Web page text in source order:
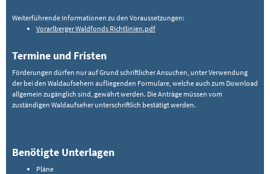
Weiterführende Informationen zu den Voraussetzungen:
Vorarlberger Waldfonds Richtlinien.pdf
Termine und Fristen
Förderungen dürfen nur auf Grund schriftlicher Ansuchen, unter Verwendung
der bei den Waldaufsehern aufliegenden Formulare, welche auch zum Download
allgemein zugänglich sind, gewährt werden. Die Anträge müssen vom
zuständigen Waldaufseher unterschriftlich bestätigt werden.
Benötigte Unterlagen
Pläne